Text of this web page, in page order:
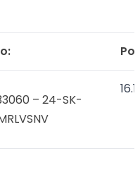
– 24-SK-